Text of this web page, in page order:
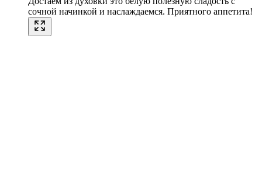
сочной начинкой и наслаждаемся. Приятного аппетита!